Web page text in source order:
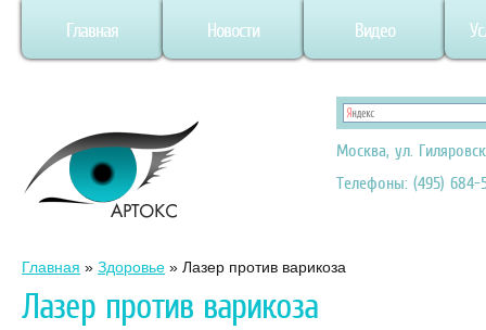
Главная Новости Видео
Москва, ул.
Телефоны: (495) 684-
Главная » Здоровье » Лазер против варикоза
Лазер против варикоза